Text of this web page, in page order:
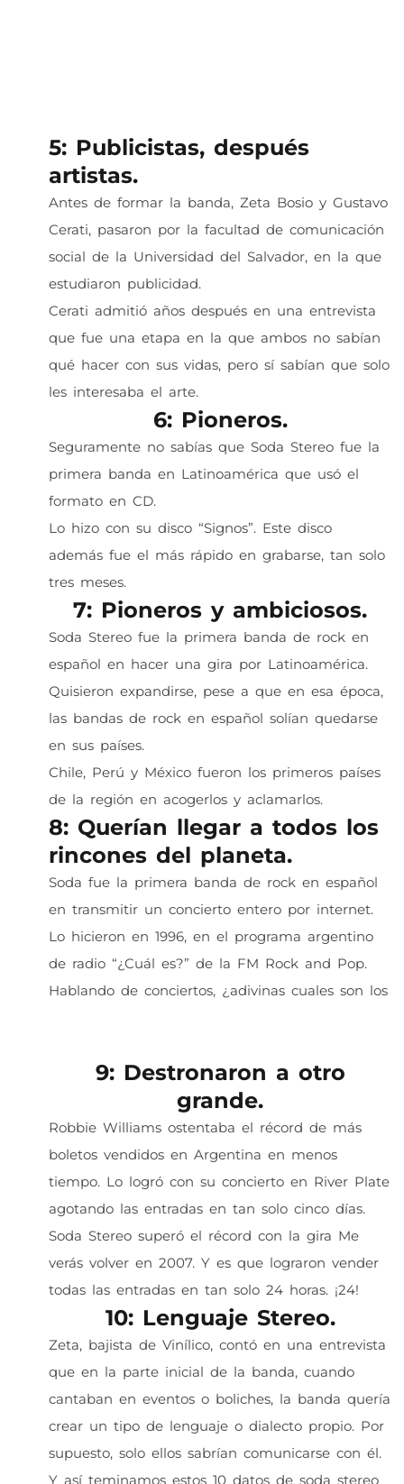
5: Publicistas, después
artistas.
Antes de formar la banda, Zeta Bosio y Gustavo
Cerati, pasaron por la facultad de comunicación
social de la Universidad del Salvador, en la que
estudiaron publicidad.
Cerati admitió años después en una entrevista
que fue una etapa en la que ambos no sabían
qué hacer con sus vidas, pero sí sabían que solo
les interesaba el arte.
6: Pioneros.
Seguramente no sabías que Soda Stereo fue la
primera banda en Latinoamérica que usó el
formato en CD.
Lo hizo con su disco “Signos”. Este disco
además fue el más rápido en grabarse, tan solo
tres meses.
7: Pioneros y ambiciosos.
Soda Stereo fue la primera banda de rock en
español en hacer una gira por Latinoamérica.
Quisieron expandirse, pese a que en esa época,
las bandas de rock en español solían quedarse
en sus países.
Chile, Perú y México fueron los primeros países
de la región en acogerlos y aclamarlos.
8: Querían llegar a todos los
rincones del planeta.
Soda fue la primera banda de rock en español
en transmitir un concierto entero por internet.
Lo hicieron en 1996, en el programa argentino
de radio “¿Cuál es?” de la FM Rock and Pop.
Hablando de conciertos, ¿adivinas cuales son los
9: Destronaron a otro
grande.
Robbie Williams ostentaba el récord de más
boletos vendidos en Argentina en menos
tiempo. Lo logró con su concierto en River Plate
agotando las entradas en tan solo cinco días.
Soda Stereo superó el récord con la gira Me
verás volver en 2007. Y es que lograron vender
todas las entradas en tan solo 24 horas. ¡24!
10: Lenguaje Stereo.
Zeta, bajista de Vinílico, contó en una entrevista
que en la parte inicial de la banda, cuando
cantaban en eventos o boliches, la banda quería
crear un tipo de lenguaje o dialecto propio. Por
supuesto, solo ellos sabrían comunicarse con él.
Y así teminamos estos 10 datos de soda stereo